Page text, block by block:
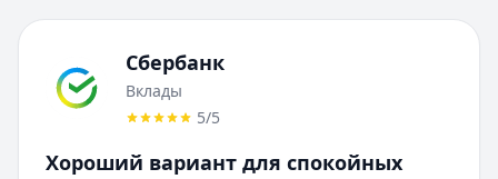
Сбербанк
Вклады
5/5
Хороший вариант для спокойных